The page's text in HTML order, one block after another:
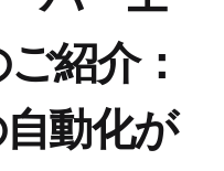
紹介：
動化が